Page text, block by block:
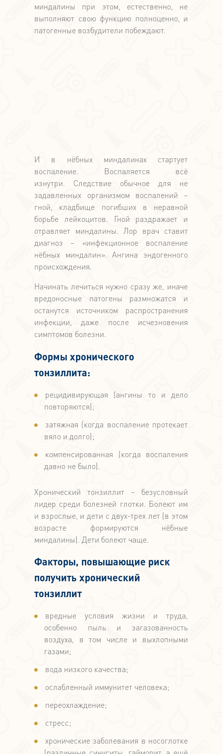
миндалины при этом, естественно, не
выполняют свою функцию полноценно, и
патогенные возбудители побеждают.
И в нёбных миндалинах стартует
воспаление. Воспаляется всё
изнутри. Следствие обычное для не
задавленных организмом воспалений –
гной, кладбище погибших в неравной
борьбе лейкоцитов. Гной раздражает и
отравляет миндалины. Лор врач ставит
диагноз – «инфекционное воспаление
нёбных миндалин». Ангина эндогенного
происхождения.
Начинать лечиться нужно сразу же, иначе
вредоносные патогены размножатся и
останутся источником распространения
инфекции, даже после исчезновения
симптомов болезни.
Формы хронического
тонзиллита:
рецидивирующая (ангины то и дело
повторяются);
затяжная (когда воспаление протекает
вяло и долго);
компенсированная (когда воспаления
давно не было).
Хронический тонзиллит – безусловный
лидер среди болезней глотки. Болеют им
и взрослые, и дети с двух-трех лет (в этом
возрасте формируются нёбные
миндалины). Дети болеют чаще.
Факторы, повышающие риск
получить хронический
тонзиллит
вредные условия жизни и труда,
особенно пыль и загазованность
воздуха, в том числе и выхлопными
газами;
вода низкого качества;
ослабленный иммунитет человека;
переохлаждение;
стресс;
хронические заболевания в носоглотке